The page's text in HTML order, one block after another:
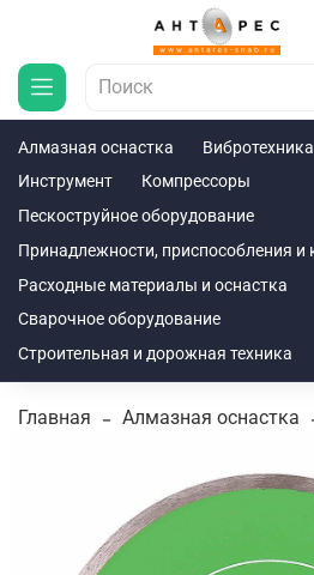
Алмазная оснастка Вибротехника
Инструмент
Компрессоры
Пескоструйное оборудование
Принадлежности, приспособления
Расходные материалы и оснастка
Сварочное оборудование
Строительная и дорожная техника
Главная Алмазная оснастка